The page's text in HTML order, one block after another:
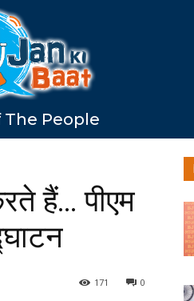
The People
हैं… पीएम
0
171